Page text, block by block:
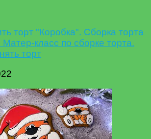
торт "Коробка". Сборка торта
Матер-класс по сборке торта.
торт